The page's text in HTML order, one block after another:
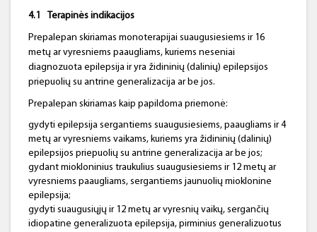
4.1 Terapinės indikacijos
Prepalepan skiriamas monoterapijai suaugusiesiems ir 16
metų ar vyresniems paaugliams, kuriems neseniai
diagnozuota epilepsija ir yra židininių (dalinių) epilepsijos
priepuolių su antrine generalizacija ar be jos.
Prepalepan skiriamas kaip papildoma priemonė:
gydyti epilepsija sergantiems suaugusiesiems, paaugliams ir 4
metų ar vyresniems vaikams, kuriems yra židininių (dalinių)
epilepsijos priepuolių su antrine generalizacija ar be jos;
gydant miokloninius traukulius suaugusiesiems ir 12 metų ar
vyresniems paaugliams, sergantiems jaunuolių mioklonine
epilepsija;
gydyti suaugusiųjų ir 12 metų ar vyresnių vaikų, sergančių
idiopatine generalizuota epilepsija, pirminius generalizuotus